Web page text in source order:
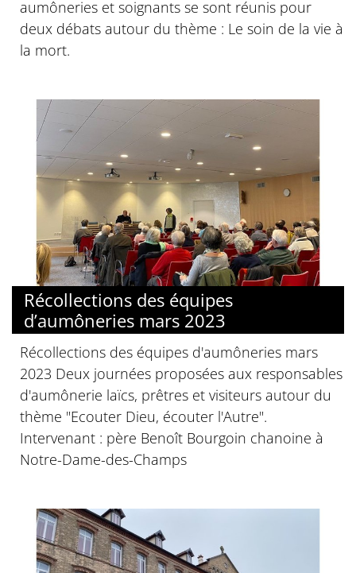
aumôneries et soignants se sont réunis pour
deux débats autour du thème : Le soin de la vie à
la mort.
Récollections des équipes
d’aumôneries mars 2023
Récollections des équipes d'aumôneries mars
2023 Deux journées proposées aux responsables
d'aumônerie laïcs, prêtres et visiteurs autour du
thème "Ecouter Dieu, écouter l'Autre".
Intervenant : père Benoît Bourgoin chanoine à
Notre-Dame-des-Champs